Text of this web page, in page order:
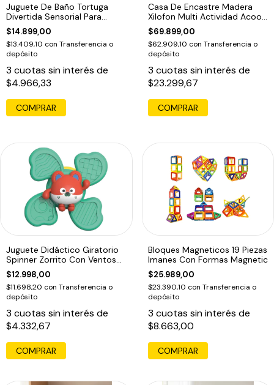
Juguete De Baño Tortuga
Divertida Sensorial Para
Bebes
$14.899,00
$13.409,10 con Transferencia o
depósito
3 cuotas sin interés de
$4.966,33
Casa De Encastre Madera
Xilofon Multi Actividad Acool
6622 F
$69.899,00
$62.909,10 con Transferencia o
depósito
3 cuotas sin interés de
$23.299,67
Juguete Didáctico Giratorio
Spinner Zorrito Con Ventosa
Bebe
$12.998,00
$11.698,20 con Transferencia o
depósito
3 cuotas sin interés de
$4.332,67
COMPRAR
Bloques Magneticos 19 Piezas
Imanes Con Formas Magnetic
$25.989,00
$23.390,10 con Transferencia o
depósito
3 cuotas sin interés de
$8.663,00
COMPRAR